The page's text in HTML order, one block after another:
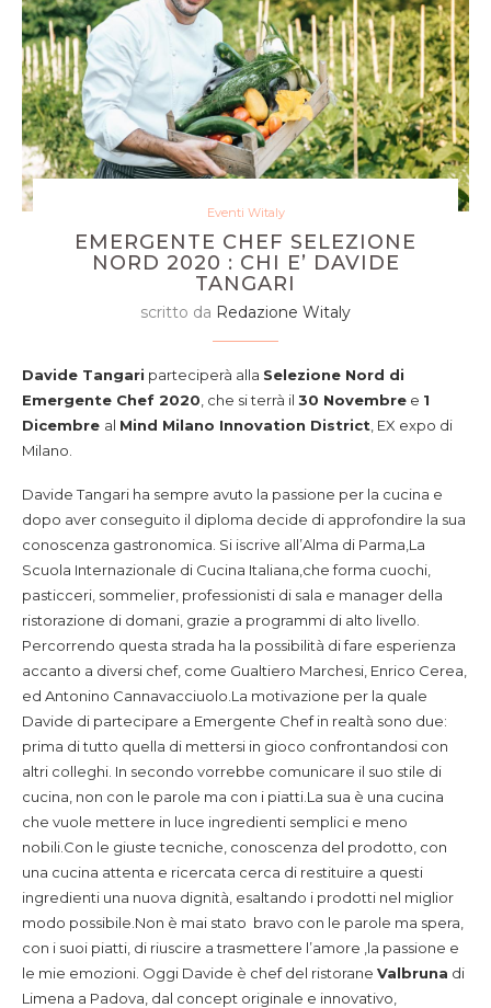
Eventi Witaly
EMERGENTE CHEF SELEZIONE
NORD 2020 : CHI E’ DAVIDE
TANGARI
scritto da Redazione Witaly
Davide Tangari parteciperà alla Selezione Nord di
Emergente Chef 2020 , che si terrà il 30 Novembre e 1
Dicembre al Mind Milano Innovation District , EX expo di
Milano.
Davide Tangari ha sempre avuto la passione per la cucina e
dopo aver conseguito il diploma decide di approfondire la sua
conoscenza gastronomica. Si iscrive all’Alma di Parma,La
Scuola Internazionale di Cucina Italiana,che forma cuochi,
pasticceri, sommelier, professionisti di sala e manager della
ristorazione di domani, grazie a programmi di alto livello.
Percorrendo questa strada ha la possibilità di fare esperienza
accanto a diversi chef, come Gualtiero Marchesi, Enrico Cerea,
ed Antonino Cannavacciuolo.La motivazione per la quale
Davide di partecipare a Emergente Chef in realtà sono due:
prima di tutto quella di mettersi in gioco confrontandosi con
altri colleghi. In secondo vorrebbe comunicare il suo stile di
cucina, non con le parole ma con i piatti.La sua è una cucina
che vuole mettere in luce ingredienti semplici e meno
nobili.Con le giuste tecniche, conoscenza del prodotto, con
una cucina attenta e ricercata cerca di restituire a questi
ingredienti una nuova dignità, esaltando i prodotti nel miglior
modo possibile.Non è mai stato bravo con le parole ma spera,
con i suoi piatti, di riuscire a trasmettere l’amore ,la passione e
le mie emozioni. Oggi Davide è chef del ristorane Valbruna di
Limena a Padova, dal concept originale e innovativo,